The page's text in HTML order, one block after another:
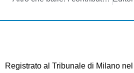
Registrato al Tribunale di Milano nel